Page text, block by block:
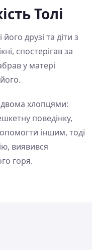
Толі
друзі та діти з
спостерігав за
у матері
двома хлопцями:
поведінку,
іншим, тоді
виявився
горя.